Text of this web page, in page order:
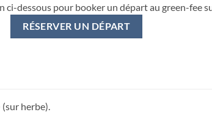
ci-dessous pour booker un départ au green-fee
RÉSERVER UN DÉPART
herbe).